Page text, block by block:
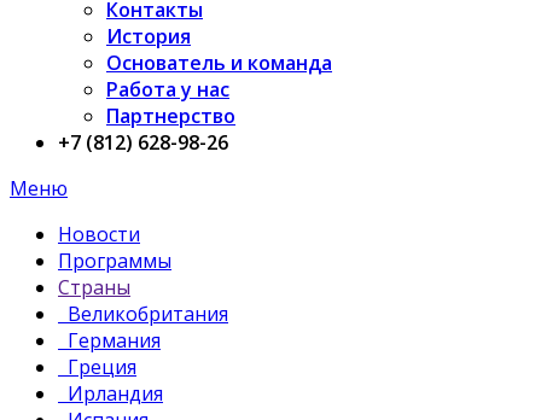
Контакты
История
Основатель и команда
Работа у нас
Партнерство
+7 (812) 628-98-26
Меню
Новости
Программы
Страны
Великобритания
Германия
Греция
Ирландия